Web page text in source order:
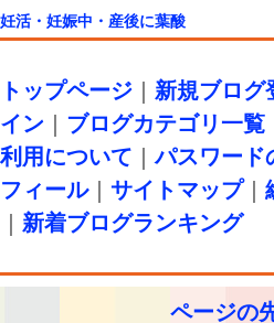
妊活・妊娠中・産後に葉酸
トップページ 新規ブログ
イン
ブログカテゴリ一覧
利用について ｜パスワード
フィール｜ サイトマップ｜
新着ブログランキング
ページの